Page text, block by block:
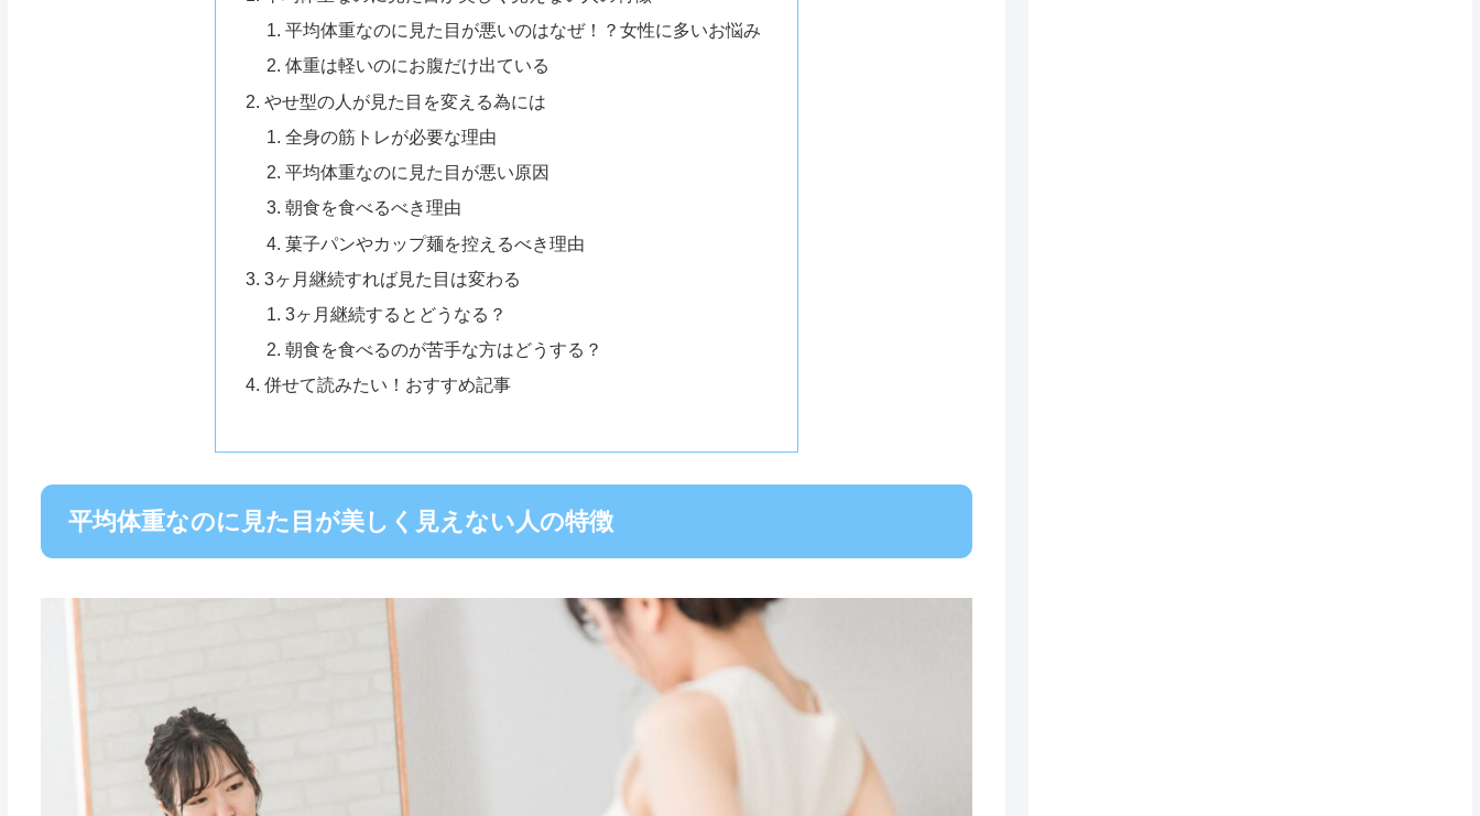
平均体重なのに見た目が悪いのはなぜ！？女性に多いお悩み
体重は軽いのにお腹だけ出ている
やせ型の人が見た目を変える為には
全身の筋トレが必要な理由
平均体重なのに見た目が悪い原因
朝食を食べるべき理由
菓子パンやカップ麺を控えるべき理由
3ヶ月継続すれば見た目は変わる
3ヶ月継続するとどうなる？
朝食を食べるのが苦手な方はどうする？
併せて読みたい！おすすめ記事
平均体重なのに見た目が美しく見えない人の特徴